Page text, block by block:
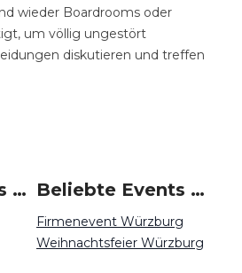
wieder Boardrooms oder
um völlig ungestört
diskutieren und treffen
Eventlocations um Würzburg Beliebte Events in Würzburg
Firmenevent Würzburg
Weihnachtsfeier Würzburg